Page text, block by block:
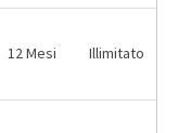
12 Mesi Illimitato